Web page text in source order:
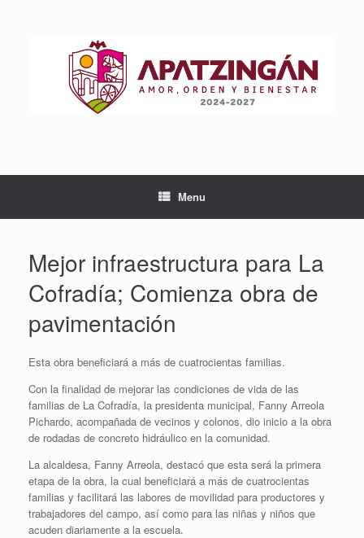
Menu
Mejor infraestructura para La
Cofradía; Comienza obra de
pavimentación
Esta obra beneficiará a más de cuatrocientas familias.
Con la finalidad de mejorar las condiciones de vida de las
familias de La Cofradía, la presidenta municipal, Fanny Arreola
Pichardo, acompañada de vecinos y colonos, dio inicio a la obra
de rodadas de concreto hidráulico en la comunidad.
La alcaldesa, Fanny Arreola, destacó que esta será la primera
etapa de la obra, la cual beneficiará a más de cuatrocientas
familias y facilitará las labores de movilidad para productores y
trabajadores del campo, así como para las niñas y niños que
acuden diariamente a la escuela.